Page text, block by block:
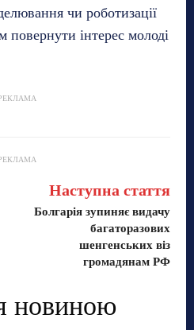
чи роботизації
повернути інтерес молоді
Наступна стаття
Болгарія зупиняє видачу
багаторазових
шенгенських віз
громадянам РФ
новиною